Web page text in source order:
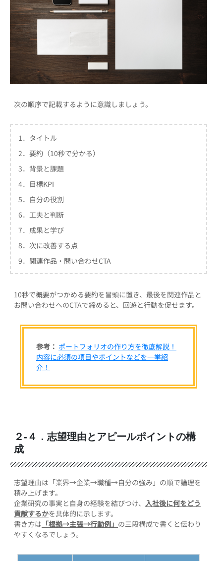
次の順序で記載するように意識しましょう。
1．タイトル
2．要約（10秒で分かる）
3．背景と課題
4．目標KPI
5．自分の役割
6．工夫と判断
7．成果と学び
8．次に改善する点
9．関連作品・問い合わせCTA
10秒で概要がつかめる要約を冒頭に置き、最後を関連作品と
お問い合わせへのCTAで締めると、回遊と行動を促せます。
参考： ポートフォリオの作り方を徹底解説！
内容に必須の項目やポイントなどを一挙紹
介！
２-４．志望理由とアピールポイントの構
成
志望理由は「業界→企業→職種→自分の強み」の順で論理を
積み上げます。
企業研究の事実と自身の経験を結びつけ、 入社後に何をどう
貢献するかを具体的に示します。
書き方は 「根拠→主張→行動例」 の三段構成で書くと伝わり
やすくなるでしょう。